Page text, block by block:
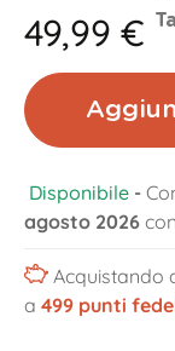
49,99 €
Disponibile -
agosto 2026
Acquistando
a 499 punti